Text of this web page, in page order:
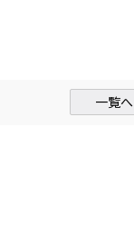
一覧へ